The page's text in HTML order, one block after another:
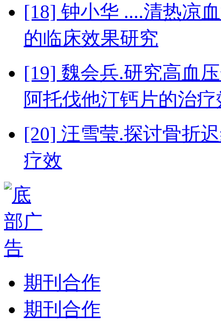
[18] 钟小华 ....清热凉
的临床效果研究
[19] 魏会兵.研究高血
阿托伐他汀钙片的治
[20] 汪雪莹.探讨骨折
疗效
期刊合作
期刊合作